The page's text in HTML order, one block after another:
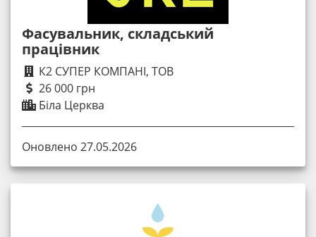
Фасувальник, складський
працівник
К2 СУПЕР КОМПАНІ, ТОВ
26 000 грн
Біла Церква
Оновлено 27.05.2026